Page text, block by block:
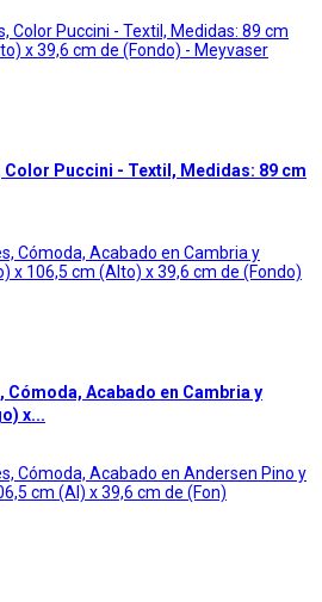
Color Puccini - Textil, Medidas: 89 cm
Cómoda, Acabado en Cambria y
x...